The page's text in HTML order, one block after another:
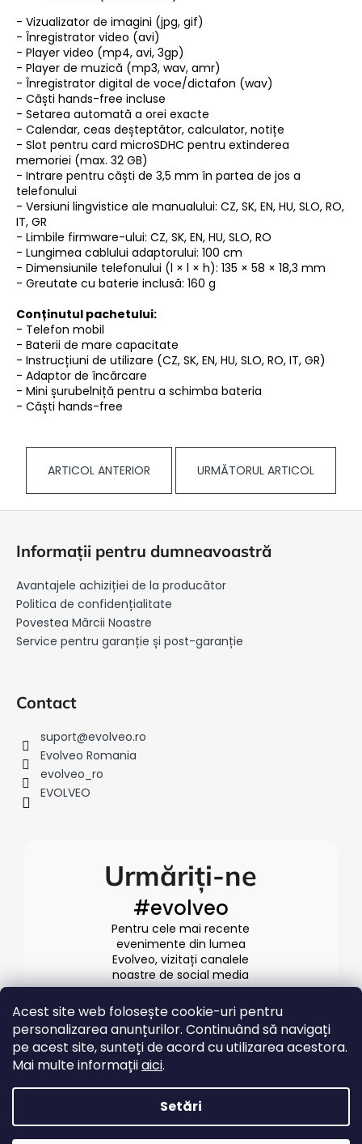
Acest site web folosește cookie-uri pentru
personalizarea anunțurilor. Continuând să navigați
pe acest site, sunteți de acord cu utilizarea acestora.
Mai multe informațiiaici.
Setări
- Vizualizator de imagini (jpg, gif)
- Înregistrator video (avi)
- Player video (mp4, avi, 3gp)
- Player de muzică (mp3, wav, amr)
- Înregistrator digital de voce/dictafon (wav)
- Căști hands-free incluse
- Setarea automată a orei exacte
- Calendar, ceas deșteptător, calculator, notițe
- Slot pentru card microSDHC pentru extinderea
memoriei (max. 32 GB)
- Intrare pentru căști de 3,5 mm în partea de jos a
telefonului
- Versiuni lingvistice ale manualului: CZ, SK, EN, HU, SLO, RO,
IT, GR
- Limbile firmware-ului: CZ, SK, EN, HU, SLO, RO
- Lungimea cablului adaptorului: 100 cm
- Dimensiunile telefonului (l × l × h): 135 × 58 × 18,3 mm
- Greutate cu baterie inclusă: 160 g
Conținutul pachetului:
- Telefon mobil
- Baterii de mare capacitate
- Instrucțiuni de utilizare (CZ, SK, EN, HU, SLO, RO, IT, GR)
- Adaptor de încărcare
- Mini șurubelniță pentru a schimba bateria
- Căști hands-free
ARTICOL ANTERIOR URMĂTORUL ARTICOL
Informații pentru dumneavoastră
Avantajele achiziției de la producător
Politica de confidențialitate
Povestea Mărcii Noastre
Service pentru garanție și post-garanție
Contact
suport@evolveo.ro
Evolveo Romania
evolveo_ro
EVOLVEO
Urmăriți-ne
#evolveo
Pentru cele mai recente
evenimente din lumea
Evolveo, vizitați canalele
noastre de social media